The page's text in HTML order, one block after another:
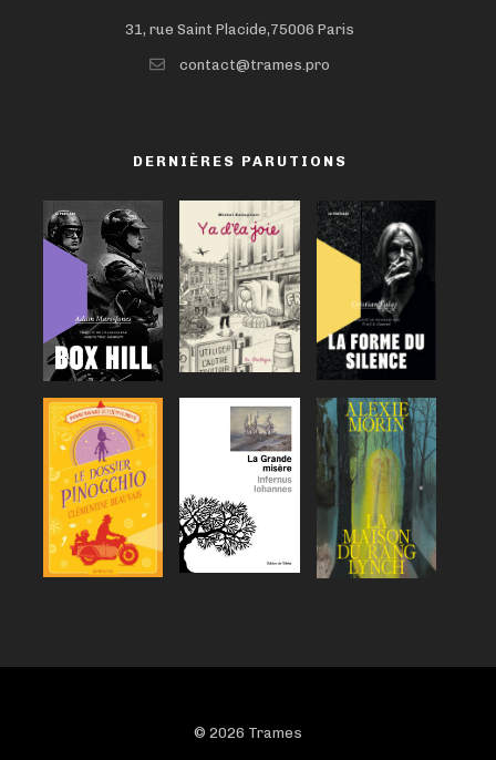
31, rue Saint Placide,75006 Paris
contact@trames.pro
DERNIÈRES PARUTIONS
© 2026 Trames